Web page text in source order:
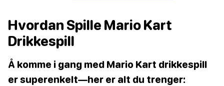
Hvordan Spille Mario Kart
Drikkespill
Å komme i gang med Mario Kart drikkespill
er superenkelt—her er alt du trenger: